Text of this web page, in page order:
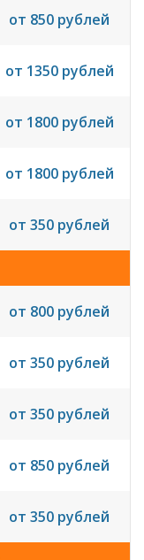
от 850 рублей
от 1350 рублей
от 1800 рублей
от 1800 рублей
от 350 рублей
от 800 рублей
от 350 рублей
от 350 рублей
от 850 рублей
от 350 рублей